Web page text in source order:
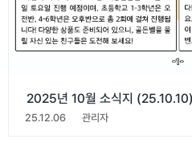
2025년 10월 소식지 (25.10.10)
25.12.06 관리자